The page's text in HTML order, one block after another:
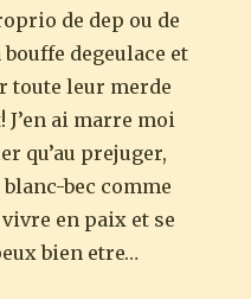
de dep ou de
degeulace et
toute leur merde
J’en ai marre moi
qu’au prejuger,
bec comme
en paix et se
bien etre…